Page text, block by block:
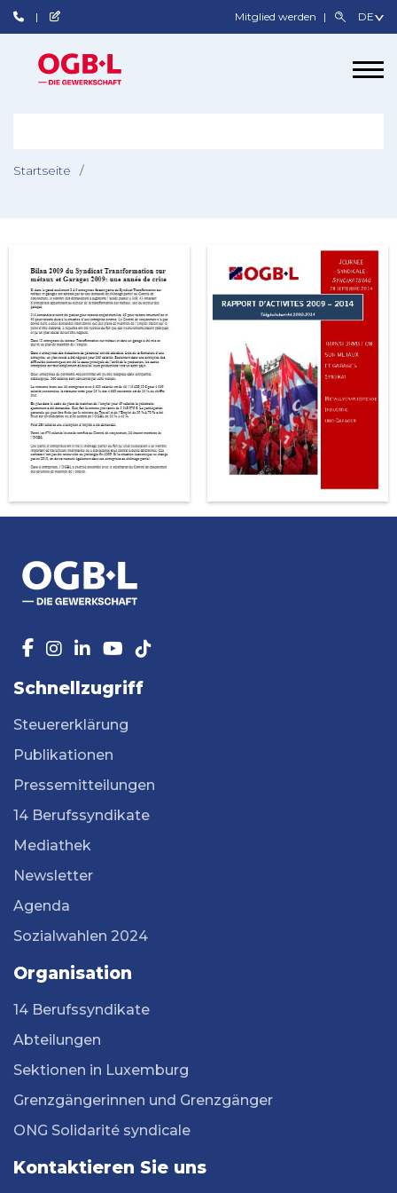
Mitglied werden
Startseite /
Schnellzugriff
Steuererklärung
Publikationen
Pressemitteilungen
14 Berufssyndikate
Mediathek
Newsletter
Agenda
Sozialwahlen 2024
Organisation
14 Berufssyndikate
Abteilungen
Sektionen in Luxemburg
Grenzgängerinnen und Grenzgänger
ONG Solidarité syndicale
Kontaktieren Sie uns